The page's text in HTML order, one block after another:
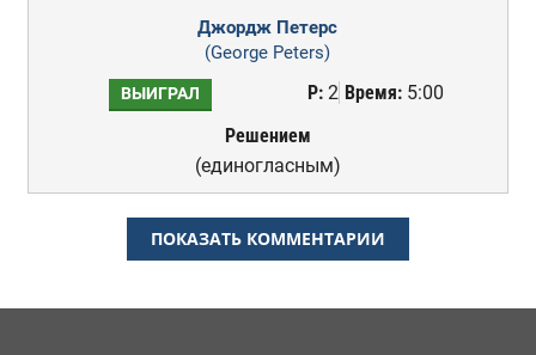
Джордж Петерс
(George Peters)
ВЫИГРАЛ Р:2 Время:5:00
Решением
(единогласным)
ПОКАЗАТЬ КОММЕНТАРИИ